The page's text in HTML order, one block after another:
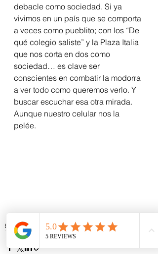
debacle como sociedad. Si ya
vivimos en un país que se comporta
a veces como pueblito; con los “De
qué colegio saliste” y la Plaza Italia
que nos corta en dos como
sociedad… es clave ser
conscientes en combatir la modorra
a ver todo como queremos verlo. Y
buscar escuchar esa otra mirada.
Aunque nuestro celular nos la
pelée.
entretenimiento